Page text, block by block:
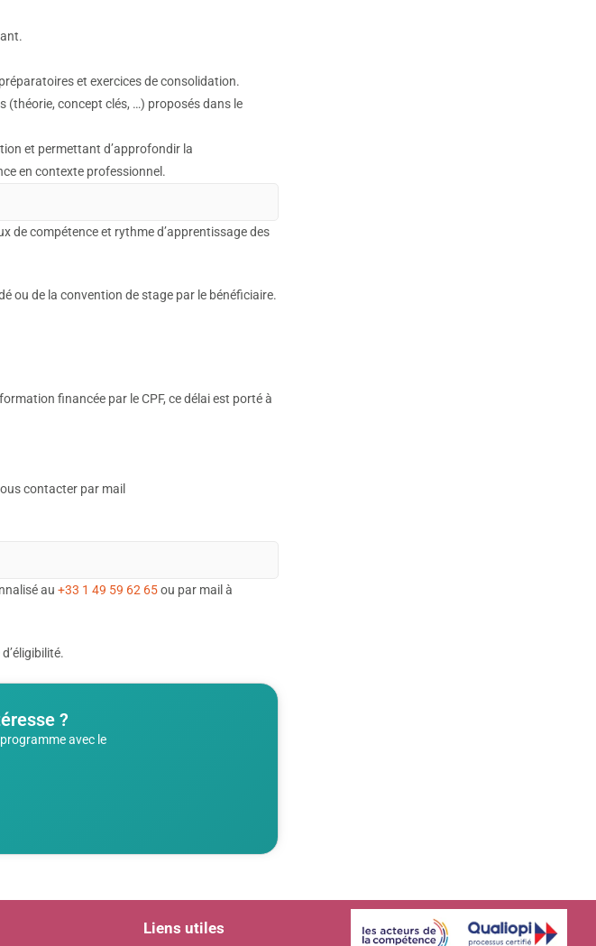
et exercices de consolidation.
(théorie, concept clés, …) proposés dans le
et permettant d’approfondir la
en contexte professionnel.
de compétence et rythme d’apprentissage des
ou de la convention de stage par le bénéficiaire.
financée par le CPF, ce délai est porté à
contacter par mail
au +33 1 49 59 62 65ou par mail à
?
avec le
Liens utiles